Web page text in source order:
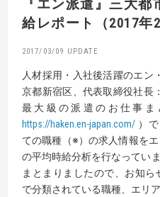
『エン派遣』三大
給レポート（2017年2
2017/03/09
人材採用・入社後活躍のエン
京都新宿区、代表取締役社
最大級の派遣のお仕事ま
https://haken.en-japan.com/ ）
ての職種（※）の求人情報を
の平均時給分析を行なってい
まとまりましたので、お知
で分類されている職種、エリア